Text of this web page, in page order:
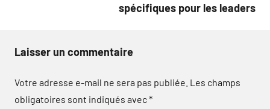
spécifiques pour les leaders
Laisser un commentaire
Votre adresse e-mail ne sera pas publiée. Les champs
obligatoires sont indiqués avec*